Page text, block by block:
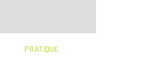
PRATIQUE